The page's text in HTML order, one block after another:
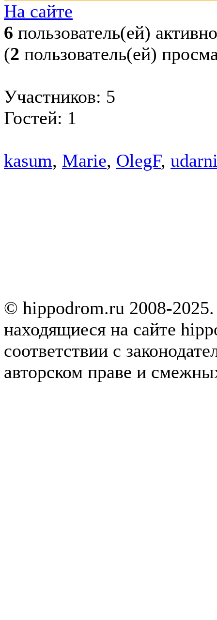
На сайте
6 пользователь(ей) активно
(2 пользователь(ей)
Участников: 5
Гостей: 1
kasum, Marie, OlegF,
© hippodrom.ru 2008-
находящиеся на сайте
соответствии с
авторском праве и